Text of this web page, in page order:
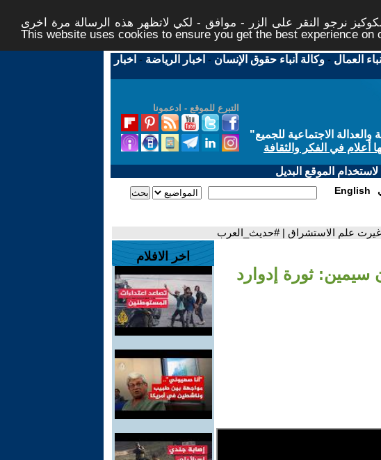
نرجو النقر على الزر - موافق - لكي لاتظهر هذه الرسالة مرة اخرى -
This website uses cookies to ensure you get the best experience on
العمال -وكالة أنباء حقوق الإنسان - اخبار الرياضة - اخبار
التبرع للموقع - ادعمونا
الاجتماعية للجميع"
أعلام في الفكر والثقافة
الموقع البديل
English
غيرت علم الاستشراق | #حديث_العرب
سيمين: ثورة إدوارد
اخر الافلام